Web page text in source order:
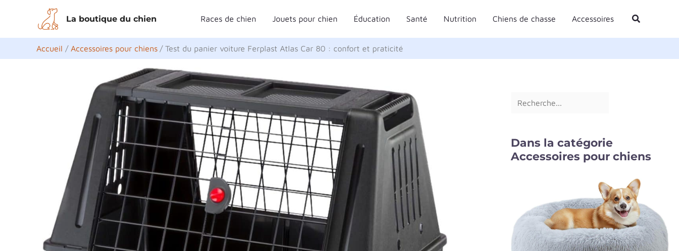
contenu
La boutique du chien Races de chien Jouets pour chien Éducation Santé Nutrition Chiens de chasse Accessoires Rechercher
Accueil Accessoires pour chiens Test du panier voiture Ferplast Atlas Car 80 : confort et praticité
e
c
e
r
Dans la catégorie
Accessoires pour chiens